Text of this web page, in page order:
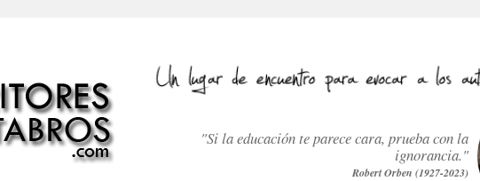
"Si la educación te parece cara, prueba con la
ignorancia."
Robert Orben (1927-2023)